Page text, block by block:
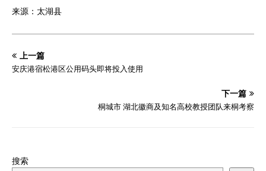
来源：太湖县
上一篇
安庆港宿松港区公用码头即将投入使用
下一篇
桐城市 湖北徽商及知名高校教授团队来桐考察
搜索